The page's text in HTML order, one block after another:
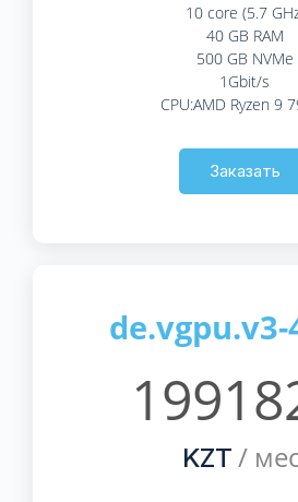
10 core (5.7
40 GB RAM
500 GB NVMe
1Gbit/s
CPU:AMD Ryzen 9
Заказать
de.vgpu.v3-
KZT /